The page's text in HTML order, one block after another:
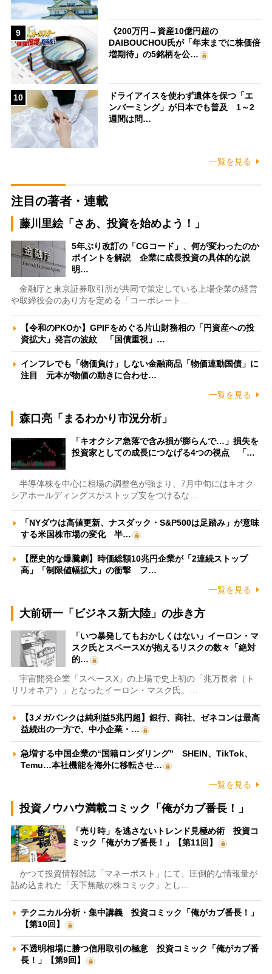
9
《200万円→資産10億円超の
DAIBOUCHOU氏が「年末までに株価倍
増期待」の5銘柄を公…
10
ドライアイスを使わず遺体を保つ「エ
ンバーミング」が日本でも普及 1～2
週間は問…
一覧を見る
注目の著者・連載
藤川里絵「さあ、投資を始めよう！」
5年ぶり改訂の「CGコード」、何が変わったのか
ポイントを解説 企業に成長投資の具体的な説
明…
金融庁と東京証券取引所が共同で策定している上場企業の経営
や取締役会のあり方を定める「コーポレート…
【令和のPKOか】GPIFをめぐる片山財務相の「円資産への投
資拡大」発言の波紋 「国債重視」…
インフレでも「物価負け」しない金融商品「物価連動国債」に
注目 元本が物価の動きに合わせ…
一覧を見る
森口亮「まるわかり市況分析」
「キオクシア急落で含み損が膨らんで…」損失を
投資家としての成長につなげる4つの視点 「…
半導体株を中心に相場の調整色が強まり、7月中旬にはキオク
シアホールディングスがストップ安をつけるな…
「NYダウは高値更新、ナスダック・S&P500は足踏み」が意味
する米国株市場の変化 半…
【歴史的な爆騰劇】時価総額10兆円企業が「2連続ストップ
高」「制限値幅拡大」の衝撃 フ…
一覧を見る
大前研一「ビジネス新大陸」の歩き方
「いつ暴発してもおかしくはない」イーロン・マ
スク氏とスペースXが抱えるリスクの数々「絶対
的…
宇宙開発企業「スペースX」の上場で史上初の「兆万長者（ト
リリオネア）」となったイーロン・マスク氏。…
【3メガバンクは純利益5兆円超】銀行、商社、ゼネコンは最高
益続出の一方で、中小企業・…
急増する中国企業の“国籍ロンダリング” SHEIN、TikTok、
Temu…本社機能を海外に移転させ…
一覧を見る
投資ノウハウ満載コミック「俺がカブ番長！」
「売り時」を逃さないトレンド見極め術 投資コ
ミック「俺がカブ番長！」【第11回】
かつて投資情報雑誌「マネーポスト」にて、圧倒的な情報量が
詰め込まれた「天下無敵の株コミック」とし…
テクニカル分析・集中講義 投資コミック「俺がカブ番長！」
【第10回】
不透明相場に勝つ信用取引の極意 投資コミック「俺がカブ番
長！」【第9回】